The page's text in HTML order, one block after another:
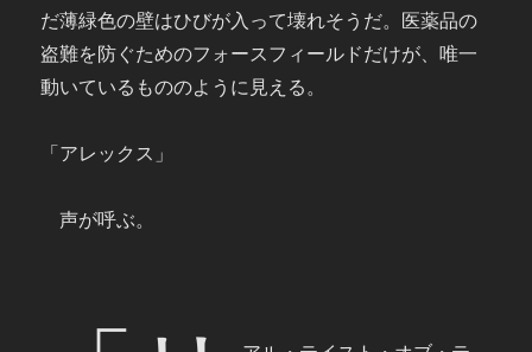
だ薄緑色の壁はひびが入って壊れそうだ。医薬品の
盗難を防ぐためのフォースフィールドだけが、唯一
動いているもののように見える。
「アレックス」
声が呼ぶ。